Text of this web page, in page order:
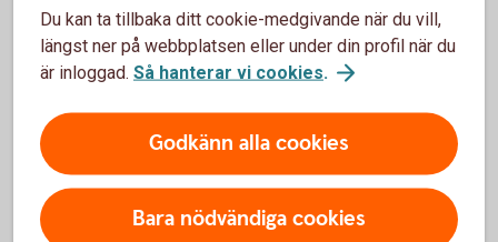
Ny modern betalinfrastruktur i Sverige
Du kan ta tillbaka ditt cookie-medgivande när du vill,
längst ner på webbplatsen eller under din profil när du
är inloggad. Så hanterar vi cookies.
Godkänn alla cookies
Bara nödvändiga cookies